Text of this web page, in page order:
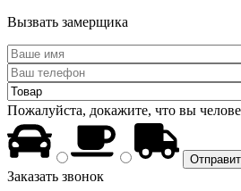
Вызвать замерщика
Пожалуйста, докажите, что вы
Заказать звонок